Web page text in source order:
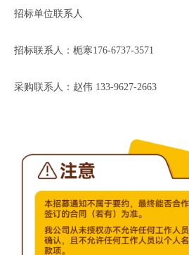
招标单位联系人
招标联系人：栀寒176-6737-3571
采购联系人：赵伟 133-9627-2663